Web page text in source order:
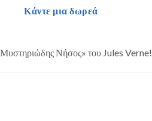
Κάντε μια δωρεά
Νήσος» του Jules Verne!